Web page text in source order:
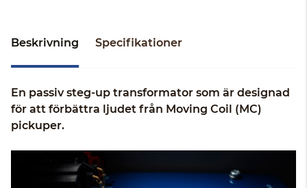
Beskrivning Specifikationer
En passiv steg-up transformator som är designad
för att förbättra ljudet från Moving Coil (MC)
pickuper.